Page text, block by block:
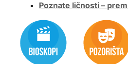
Poznate ličnosti –